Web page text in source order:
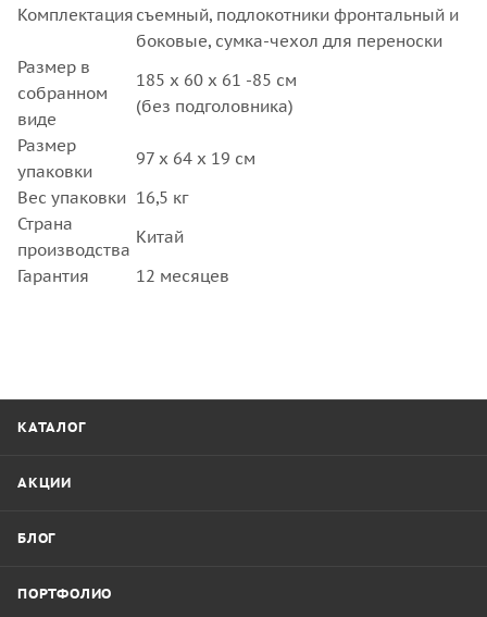
Комплектация съемный, подлокотники фронтальный и
боковые, сумка-чехол для переноски
Размер в
собранном
виде
185 х 60 х 61 -85 см
(без подголовника)
Размер
упаковки
97 х 64 х 19 см
Вес упаковки 16,5 кг
Страна
производства
Китай
Гарантия
12 месяцев
КАТАЛОГ
АКЦИИ
БЛОГ
ПОРТФОЛИО